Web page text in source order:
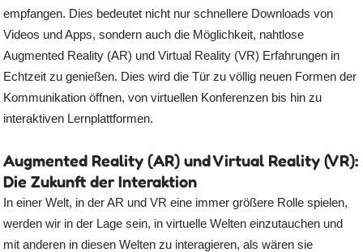
empfangen. Dies bedeutet nicht nur schnellere Downloads von
Videos und Apps, sondern auch die Möglichkeit, nahtlose
Augmented Reality (AR) und Virtual Reality (VR) Erfahrungen in
Echtzeit zu genießen. Dies wird die Tür zu völlig neuen Formen der
Kommunikation öffnen, von virtuellen Konferenzen bis hin zu
interaktiven Lernplattformen.
Augmented Reality (AR) und Virtual Reality (VR):
Die Zukunft der Interaktion
In einer Welt, in der AR und VR eine immer größere Rolle spielen,
werden wir in der Lage sein, in virtuelle Welten einzutauchen und
mit anderen in diesen Welten zu interagieren, als wären sie